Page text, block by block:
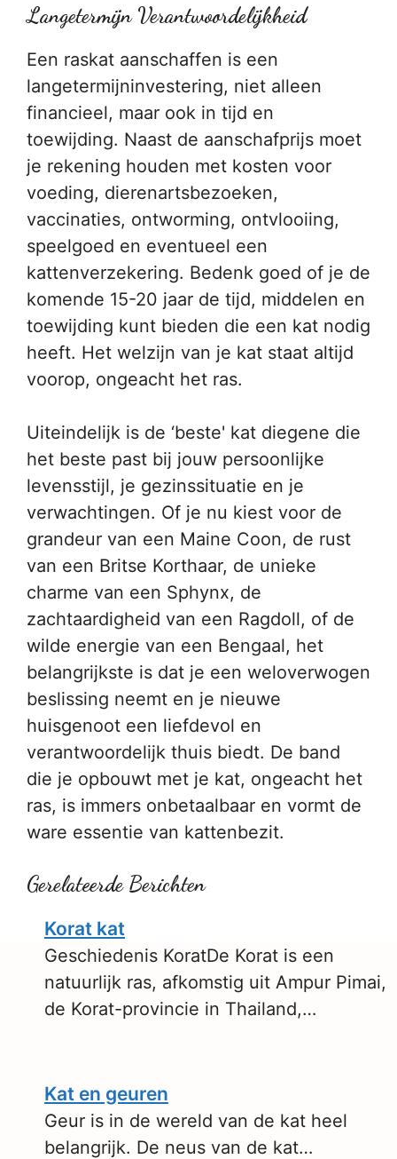
Langetermijn Verantwoordelijkheid
Een raskat aanschaffen is een
langetermijninvestering, niet alleen
financieel, maar ook in tijd en
toewijding. Naast de aanschafprijs moet
je rekening houden met kosten voor
voeding, dierenartsbezoeken,
vaccinaties, ontworming, ontvlooiing,
speelgoed en eventueel een
kattenverzekering. Bedenk goed of je de
komende 15-20 jaar de tijd, middelen en
toewijding kunt bieden die een kat nodig
heeft. Het welzijn van je kat staat altijd
voorop, ongeacht het ras.
Uiteindelijk is de ‘beste' kat diegene die
het beste past bij jouw persoonlijke
levensstijl, je gezinssituatie en je
verwachtingen. Of je nu kiest voor de
grandeur van een Maine Coon, de rust
van een Britse Korthaar, de unieke
charme van een Sphynx, de
zachtaardigheid van een Ragdoll, of de
wilde energie van een Bengaal, het
belangrijkste is dat je een weloverwogen
beslissing neemt en je nieuwe
huisgenoot een liefdevol en
verantwoordelijk thuis biedt. De band
die je opbouwt met je kat, ongeacht het
ras, is immers onbetaalbaar en vormt de
ware essentie van kattenbezit.
Gerelateerde Berichten
Korat kat
Geschiedenis KoratDe Korat is een
natuurlijk ras, afkomstig uit Ampur Pimai,
de Korat-provincie in Thailand,…
Kat en geuren
Geur is in de wereld van de kat heel
belangrijk. De neus van de kat…